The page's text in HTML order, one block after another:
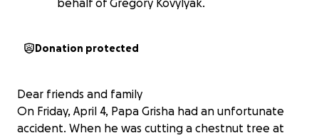
behalf of Gregory Kovylyak.
Donation protected
Dear friends and family
On Friday, April 4, Papa Grisha had an unfortunate
accident. When he was cutting a chestnut tree at